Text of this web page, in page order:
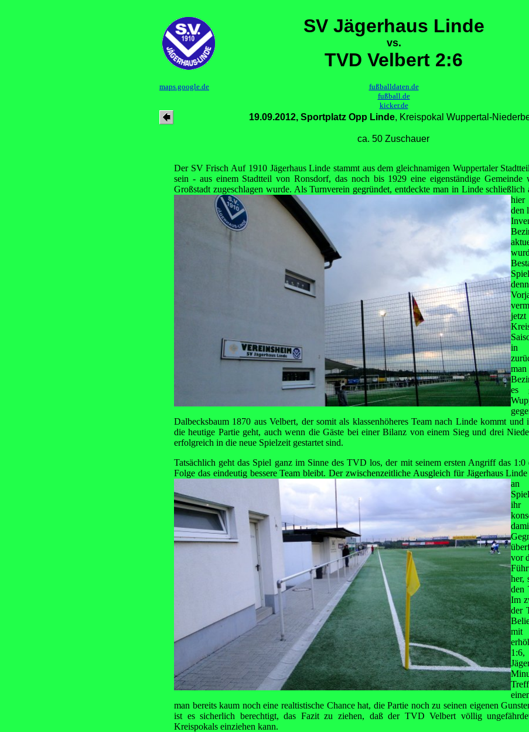
SV Jägerhaus Linde
vs.
TVD Velbert 2:6
maps.google.de
fußballdaten.de
fußball.de
kicker.de
19.09.2012, Sportplatz Opp Linde, Kreispokal Wuppertal-
ca. 50 Zuschauer
Der SV Frisch Auf 1910 Jägerhaus Linde stammt aus dem gleichnamigen Wuppertaler
sein - aus einem Stadtteil von Ronsdorf, das noch bis 1929 eine eigenständige Gemeinde
Großstadt zugeschlagen wurde. Als Turnverein gegründet, entdeckte man in Linde schließlich
hier
den
jetzt
in
es
Dalbecksbaum 1870 aus Velbert, der somit als klassenhöheres Team nach Linde kommt
die heutige Partie geht, auch wenn die Gäste bei einer Bilanz von einem Sieg und drei
erfolgreich in die neue Spielzeit gestartet sind.
Tatsächlich geht das Spiel ganz im Sinne des TVD los, der mit seinem ersten Angriff das
Folge das eindeutig bessere Team bleibt. Der zwischenzeitliche Ausgleich für Jägerhaus
an
ihr
vor
her,
den
Im
der
mit
man bereits kaum noch eine realtistische Chance hat, die Partie noch zu seinen eigenen
ist es sicherlich berechtigt, das Fazit zu ziehen, daß der TVD Velbert völlig
Kreispokals einziehen kann.